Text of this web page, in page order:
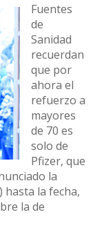
Fuentes
de
Sanidad
recuerdan
que por
ahora el
refuerzo a
mayores
de 70 es
solo de
Pfizer, que
la
hasta la fecha,
la de